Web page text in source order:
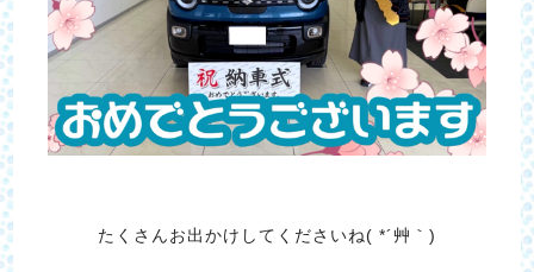
たくさんお出かけしてくださいね( *´艸｀)